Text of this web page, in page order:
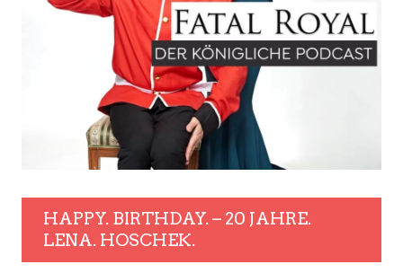
HAPPY. BIRTHDAY. – 20 JAHRE.
LENA. HOSCHEK.